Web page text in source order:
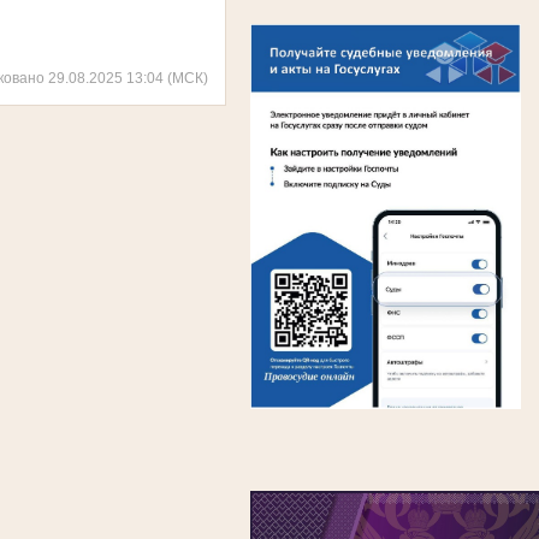
29.08.2025 13:04 (МСК)